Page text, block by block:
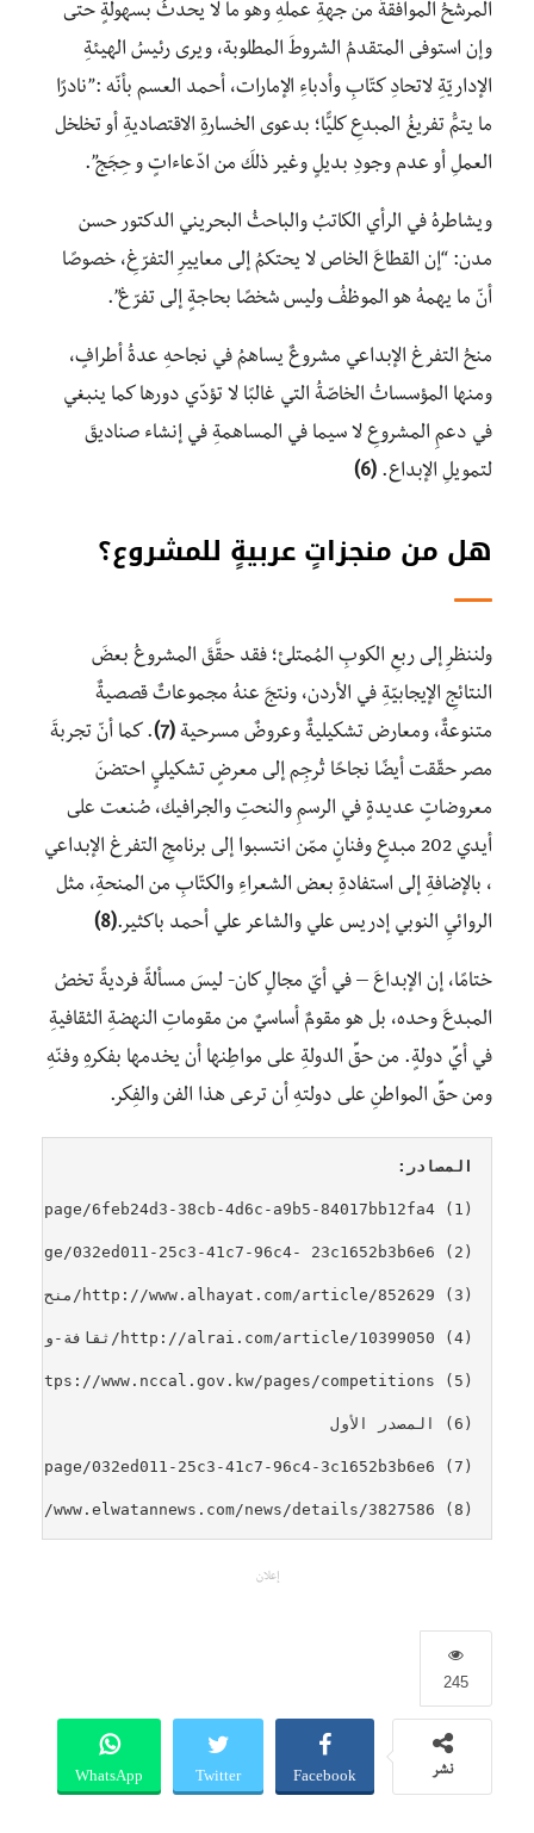
المرشحُ الموافقةَ من جهةِ عملهِ وهو ما لا يحدثُ بسهولةٍ حتى
وإن استوفى المتقدمُ الشروطَ المطلوبة، ويرى رئيسُ الهيئةِ
الإداريّةِ لاتحادِ كتّابِ وأدباءِ الإمارات، أحمد العسم بأنّه :”نادرًا
ما يتمُّ تفريغُ المبدعِ كليًّا؛ بدعوى الخسارةِ الاقتصاديةِ أو تخلخل
العملِ أو عدم وجودِ بديلٍ وغير ذلكَ من ادّعاءاتٍ و حِجَج”.
ويشاطرهُ في الرأي الكاتبُ والباحثُ البحريني الدكتور حسن
مدن: “إن القطاعَ الخاص لا يحتكمُ إلى معاييرِ التفرّغِ، خصوصًا
أنّ ما يهمهُ هو الموظفُ وليس شخصًا بحاجةٍ إلى تفرّغ”.
منحُ التفرغ الإبداعي مشروعٌ يساهمُ في نجاحهِ عدةُ أطرافٍ،
ومنها المؤسساتُ الخاصّةُ التي غالبًا لا تؤدّي دورها كما ينبغي
في دعمِ المشروعِ لا سيما في المساهمةِ في إنشاء صناديقَ
لتمويلِ الإبداع. (6)
هل من منجزاتٍ عربيةٍ للمشروع؟
ولننظرِ إلى ربعِ الكوبِ المُمتلئ؛ فقد حقَّقَ المشروعُ بعضَ
النتائجِ الإيجابيّةِ في الأردن، ونتجَ عنهُ مجموعاتٌ قصصيةٌ
متنوعةٌ، ومعارض تشكيليةٌ وعروضٌ مسرحية (7)
. كما أنّ تجربةَ
مصر حقّقت أيضًا نجاحًا تُرجِم إلى معرضٍ تشكيليٍ احتضنَ
معروضاتٍ عديدةٍ في الرسمِ والنحتِ والجرافيك، صُنعت على
أيدي 202 مبدعٍ وفنانٍ ممّن انتسبوا إلى برنامجِ التفرغ الإبداعي
، بالإضافةِ إلى استفادةِ بعض الشعراءِ والكتّابِ من المنحةِ، مثل
الروائيِ النوبي إدريس علي والشاعر علي أحمد باكثير.(8)
ختامًا، إن الإبداعَ – في أيّ مجالٍ كان- ليسَ مسألةً فرديةً تخصُ
المبدعَ وحده، بل هو مقومٌ أساسيٌ من مقوماتِ النهضةِ الثقافيةِ
في أيِّ دولةٍ. من حقِّ الدولةِ على مواطِنها أن يخدمها بفكرهِ وفنّهِ
ومن حقِّ المواطنِ على دولتهِ أن ترعى هذا الفن والفِكر.
المصادر:
(8) https://www.elwatannews.com/news/details/3827586
إعلان
245
نشر Facebook
Twitter
WhatsApp